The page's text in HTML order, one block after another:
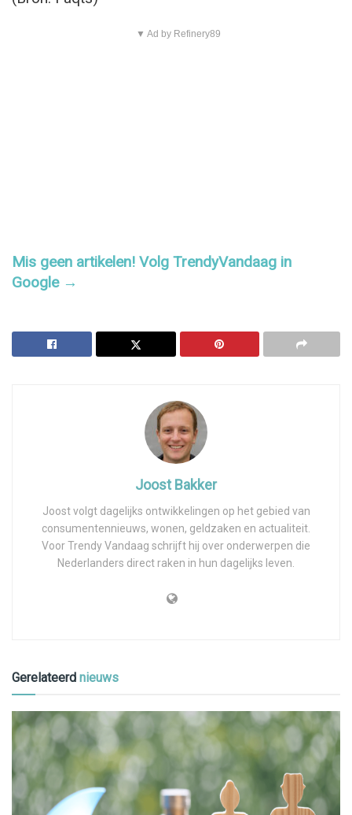
▼ Ad by Refinery89
Mis geen artikelen! Volg TrendyVandaag in
Google →
Joost Bakker
Joost volgt dagelijks ontwikkelingen op het gebied van
consumentennieuws, wonen, geldzaken en actualiteit.
Voor Trendy Vandaag schrijft hij over onderwerpen die
Nederlanders direct raken in hun dagelijks leven.
Gerelateerd nieuws